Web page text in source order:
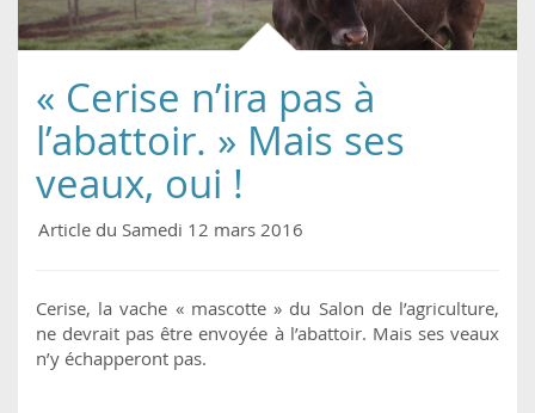
« Cerise n’ira pas à
l’abattoir. » Mais ses
veaux, oui !
Article du Samedi 12 mars 2016
Cerise, la vache « mascotte » du Salon de l’agriculture,
ne devrait pas être envoyée à l’abattoir. Mais ses veaux
n’y échapperont pas.